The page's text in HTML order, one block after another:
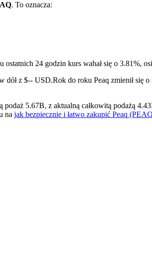
. To oznacza:
ostatnich 24 godzin kurs wahał się o 3.81%,
dół z $-- USD.Rok do roku Peaq zmienił się
5.67B, z aktualną całkowitą podażą
na jak bezpiecznie i łatwo zakupić Peaq